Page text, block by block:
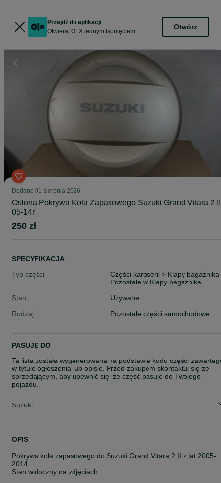
Przejdź do aplikacji
Otwieraj OLX jednym tapnięciem
Otwórz
Dodane 01 sierpnia 2026
Osłona Pokrywa Koła Zapasowego Suzuki Grand Vitara 2 II
05-14r
250 zł
SPECYFIKACJA
Typ części
Części karoserii > Klapy bagażnika
Pozostałe w Klapy bagażnika
Stan
Używane
Rodzaj
Pozostałe części samochodowe
PASUJE DO
Ta lista została wygenerowana na podstawie kodu części
w tytule ogłoszenia lub opisie. Przed zakupem skontaktuj się ze
sprzedającym, aby upewnić się, że część pasuje do Twojego
pojazdu.
Suzuki
OPIS
Pokrywa koła zapasowego do Suzuki Grand Vitara 2 II z lat 2005-
2014.
Stan widoczny na zdjęciach.